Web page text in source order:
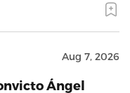
Aug 7, 2026
Ángel